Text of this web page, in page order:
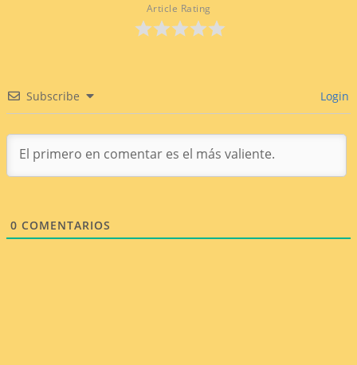
Article Rating
Subscribe Login
0 COMENTARIOS